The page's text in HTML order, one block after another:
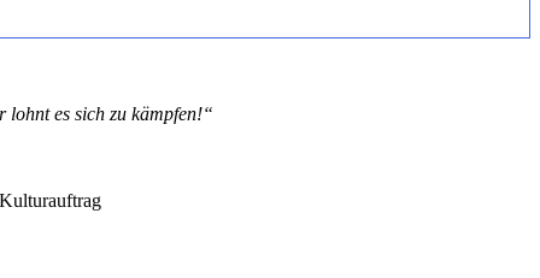
lohnt es sich zu kämpfen!“